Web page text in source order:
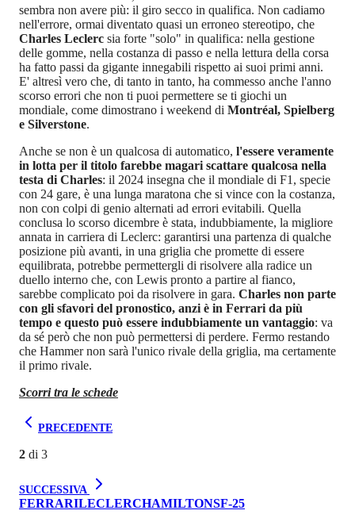
sembra non avere più: il giro secco in qualifica. Non cadiamo
nell'errore, ormai diventato quasi un erroneo stereotipo, che
Charles Leclerc sia forte "solo" in qualifica: nella gestione
delle gomme, nella costanza di passo e nella lettura della corsa
ha fatto passi da gigante innegabili rispetto ai suoi primi anni.
E' altresì vero che, di tanto in tanto, ha commesso anche l'anno
scorso errori che non ti puoi permettere se ti giochi un
mondiale, come dimostrano i weekend di Montréal, Spielberg
e Silverstone.
Anche se non è un qualcosa di automatico, l'essere veramente
in lotta per il titolo farebbe magari scattare qualcosa nella
testa di Charles: il 2024 insegna che il mondiale di F1, specie
con 24 gare, è una lunga maratona che si vince con la costanza,
non con colpi di genio alternati ad errori evitabili. Quella
conclusa lo scorso dicembre è stata, indubbiamente, la migliore
annata in carriera di Leclerc: garantirsi una partenza di qualche
posizione più avanti, in una griglia che promette di essere
equilibrata, potrebbe permettergli di risolvere alla radice un
duello interno che, con Lewis pronto a partire al fianco,
sarebbe complicato poi da risolvere in gara. Charles non parte
con gli sfavori del pronostico, anzi è in Ferrari da più
tempo e questo può essere indubbiamente un vantaggio: va
da sé però che non può permettersi di perdere. Fermo restando
che Hammer non sarà l'unico rivale della griglia, ma certamente
il primo rivale.
Scorri tra le schede
PRECEDENTE
2 di 3
SUCCESSIVA
FERRARILECLERCHAMILTONSF-25